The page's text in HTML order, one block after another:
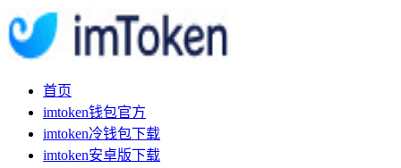
首页
imtoken钱包官方
imtoken冷钱包下载
imtoken安卓版下载